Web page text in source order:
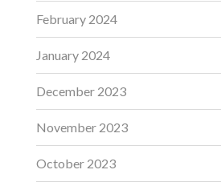
February 2024
January 2024
December 2023
November 2023
October 2023